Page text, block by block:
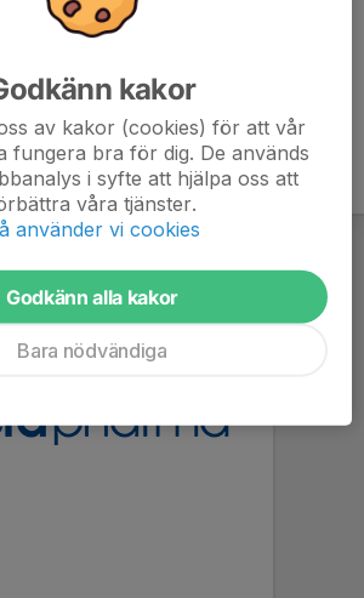
kakor
av kakor (cookies) för att vår
fungera bra för dig. De används
i syfte att hjälpa oss att
våra tjänster.
använder vi cookies
Godkänn alla kakor
Bara nödvändiga